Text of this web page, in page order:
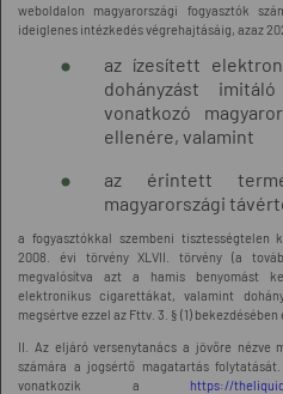
weboldalon magyarországi fogyasztók
ideiglenes intézkedés végrehajtásáig, azaz
az ízesített
dohányzást
vonatkozó
ellenére, valamint
az érintett
magyarországi
a fogyasztókkal szembeni tisztességtelen
2008. évi törvény XLVII. törvény (a
megvalósítva azt a hamis benyomást
elektronikus cigarettákat, valamint
megsértve ezzel az Fttv. 3. § (1)
II. Az eljáró versenytanács a jövőre nézve
számára a jogsértő magatartás
vonatkozik a https://